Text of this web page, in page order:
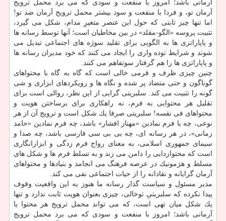
آرمانی باشد؛ امروز با منفعت و سودی كه می برد محمل ترویج
آرمان تو، و فردا با منفعت و سود بیشتر محمل ترویج آرمان ضد تو!
اما تنها چیز ثابتی كه حول این عنصر متغیرِ مدام، شكل می گیرد،
تثبیت پروسه «الگو-مقلد» در بین مخاطبان است؛ آنها توسط رسانه ها
و پاپاراتزی ها به الگویی برای تقلید سوژه های اجتماعی تبدیل می
شوند و شرایط توده واری را ایجاد می كنند كه خود مدیران رسانه ها
و پاپاراتزی ها را هم گرفتار سوتفاهم می كنند.
چنین چیزی ظرف و فرمی خالی است كه گاه به گاه با محتواهای
گوناگون و حتی متضاد پر شده و نگاه ها و رویكردهای ابزاری و شی
گونه را تثبیت می كند. سلبریتی گرایی از این نظر، روالی است برای
تقلیل هر محتوایی به فرم، نه راهكاری برای برساختن هویت و
محتواهای فی نفسه! سلبریتی صرفا یك شكل است و ترویج آن از هر
نوعی، چه با فرم نمادین «مهناز افشار» باشد، چه فرم نمادین «حامد
زمانی»، در هر رسانه ای، چه بی بی سی فارسی باشد، چه صدا و
سیمای جمهوری اسلامی، به معنای رواج فرم زدگی و ابزارانگاری
است كه محتوازدایی را دامن می زند و به تسلط فرم ها و شكل های
مسلط و هژمونیك در عرصه فرهنگ می انجامد و بنیادها و محتواهای
آرمان گرایانه و نقادانه را از حیات اجتماعی نفی می كند.
مدیر مسئول و سیاست گذار رسانه ما هنوز به این واقعیت وقوف
پیدا نكرده كه سلبریتیِ توخالی، چیزی بعنوان هویت ثابت ندارد و تنها
یك شكل میان تهی است، كه می تواند محمل ترویج هر محتوا یا
آرمانی باشد؛ امروز با منفعت و سودی كه می برد محمل ترویج